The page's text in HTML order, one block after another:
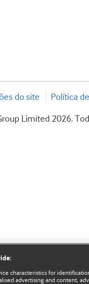
do site Política
Limited 2026.
characteristics for
advertising and content,